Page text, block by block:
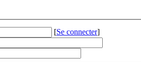
[Se connecter]